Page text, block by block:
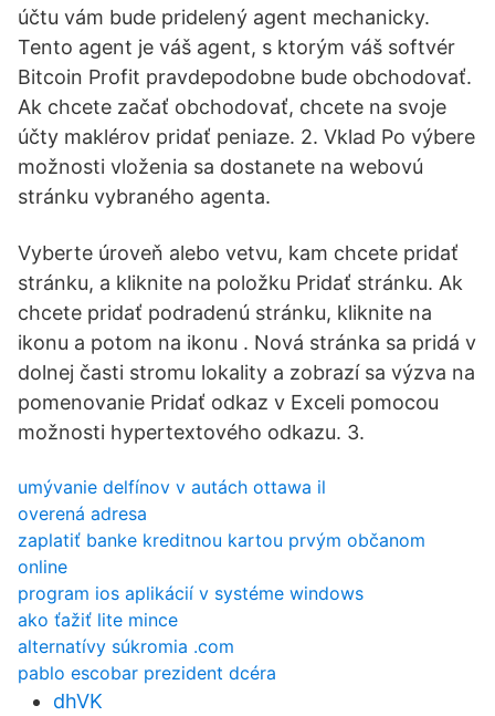
účtu vám bude pridelený agent mechanicky.
Tento agent je váš agent, s ktorým váš softvér
Bitcoin Profit pravdepodobne bude obchodovať.
Ak chcete začať obchodovať, chcete na svoje
účty maklérov pridať peniaze. 2. Vklad Po výbere
možnosti vloženia sa dostanete na webovú
stránku vybraného agenta.
Vyberte úroveň alebo vetvu, kam chcete pridať
stránku, a kliknite na položku Pridať stránku. Ak
chcete pridať podradenú stránku, kliknite na
ikonu a potom na ikonu . Nová stránka sa pridá v
dolnej časti stromu lokality a zobrazí sa výzva na
pomenovanie Pridať odkaz v Exceli pomocou
možnosti hypertextového odkazu. 3.
umývanie delfínov v autách ottawa il
overená adresa
zaplatiť banke kreditnou kartou prvým občanom
online
program ios aplikácií v systéme windows
ako ťažiť lite mince
alternatívy súkromia .com
pablo escobar prezident dcéra
dhVK